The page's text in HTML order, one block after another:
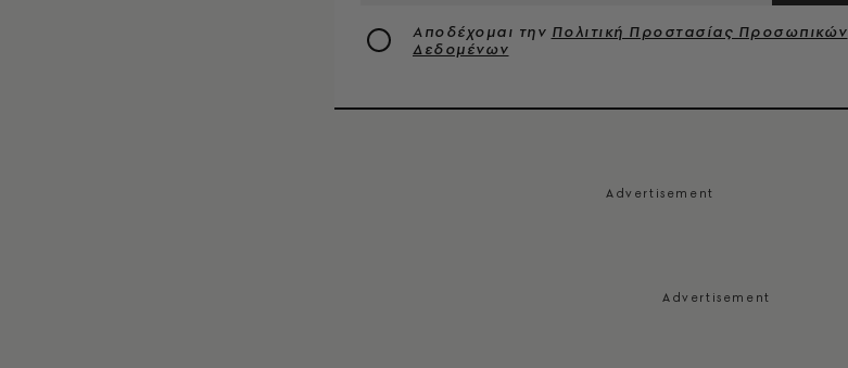
Αποδέχομαι την Πολιτική Προστασίας Προσωπικών
Δεδομένων